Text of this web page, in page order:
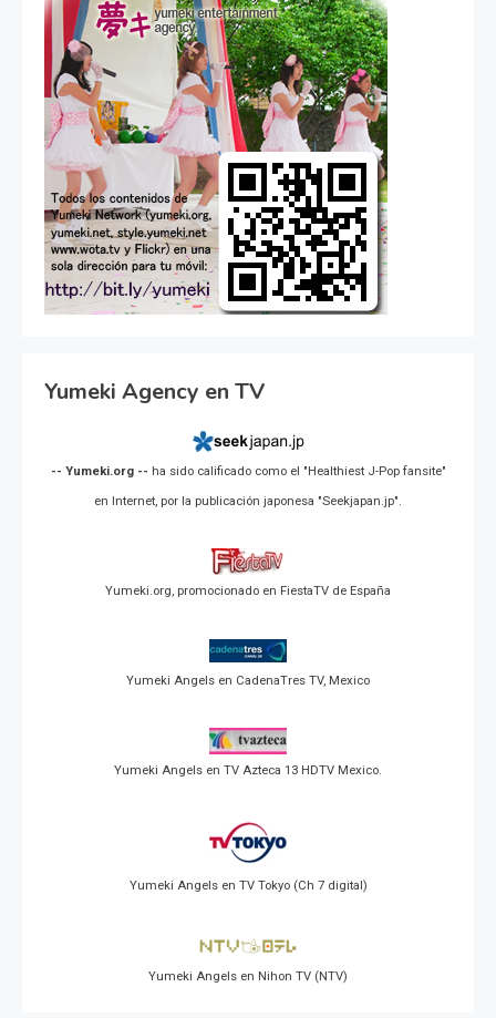
Yumeki Agency en TV
-- Yumeki.org -- ha sido calificado como el "Healthiest J-Pop fansite"
en Internet, por la publicación japonesa "Seekjapan.jp".
Yumeki.org, promocionado en FiestaTV de España
Yumeki Angels en CadenaTres TV, Mexico
Yumeki Angels en TV Azteca 13 HDTV Mexico.
Yumeki Angels en TV Tokyo (Ch 7 digital)
Yumeki Angels en Nihon TV (NTV)